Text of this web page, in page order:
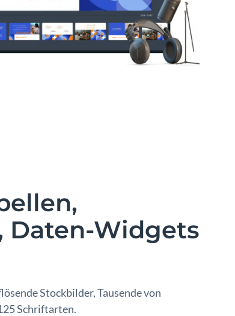
Daten-Widgets
Stockbilder, Tausende von
Schriftarten.